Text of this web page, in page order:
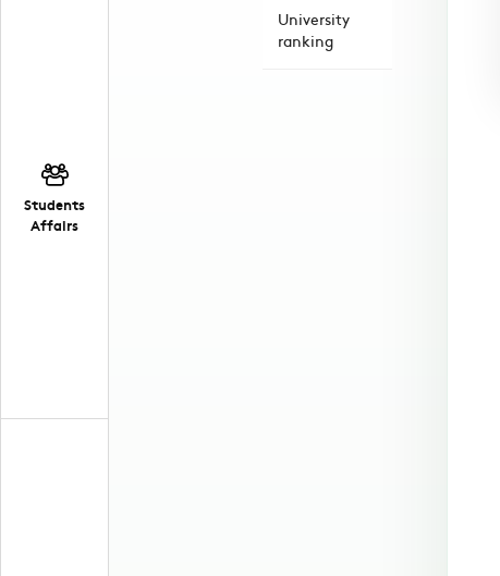
Students
Affairs
University
ranking